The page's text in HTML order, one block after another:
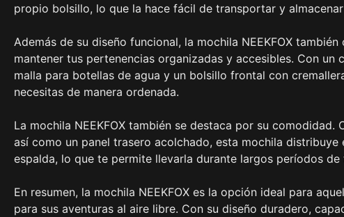
propio bolsillo, lo que la hace fácil de transportar y
Además de su diseño funcional, la mochila NEEKFOX
mantener tus pertenencias organizadas y accesibles. Con
malla para botellas de agua y un bolsillo frontal con
necesitas de manera ordenada.
La mochila NEEKFOX también se destaca por su
así como un panel trasero acolchado, esta mochila
espalda, lo que te permite llevarla durante largos períodos
En resumen, la mochila NEEKFOX es la opción ideal para
para sus aventuras al aire libre. Con su diseño duradero,